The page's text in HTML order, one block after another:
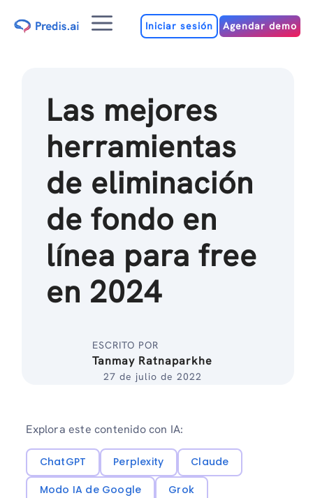
MenúIniciar sesión Agendar demo
Las mejores
herramientas
de eliminación
de fondo en
línea para free
en 2024
ESCRITO POR
Tanmay Ratnaparkhe
27 de julio de 2022
Explora este contenido con IA:
ChatGPT Perplexity
Claude
Modo IA de Google
Grok